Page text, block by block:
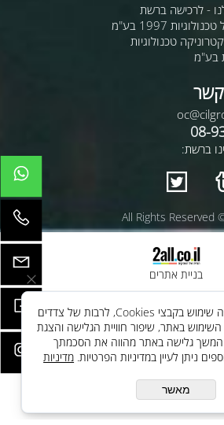
- לרכישה ברשת
1997 בע"מ
טכנולוגיות
בע"מ
קשר
08-
ברשת:
© All
בניית אתרים
לידיעתך, באתרנו נעשה שימוש בקבצי Cookies, לרבות של צדדים
השימוש באתר, שיפור חוויית הגלישה והצגת
המשך גלישה באתר מהווה את הסכמתך
ניתן לעיין במדיניות הפרטיות. מדיניות
מאשר